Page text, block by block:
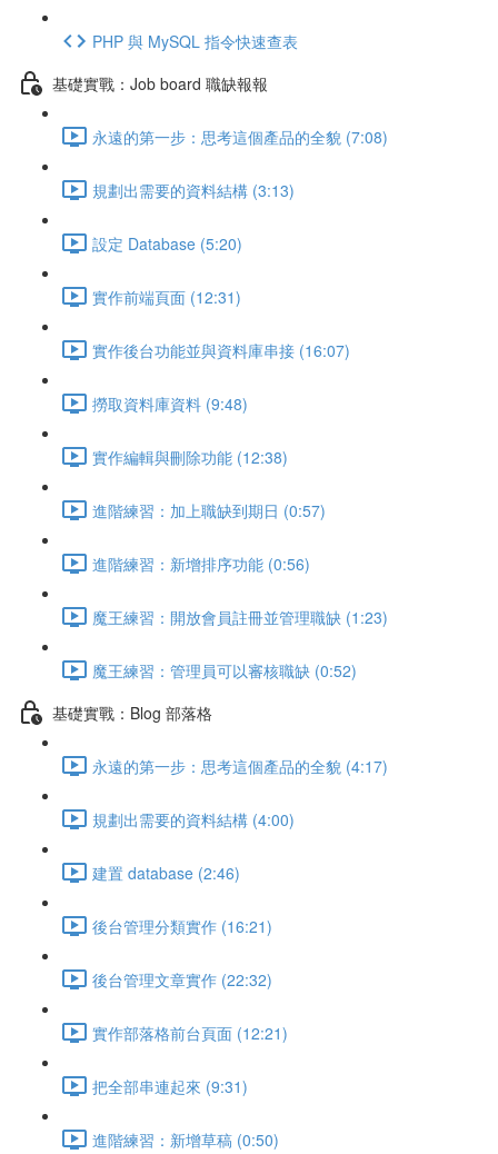
PHP 與 MySQL 指令快速查表
基礎實戰：Job board 職缺報報
永遠的第一步：思考這個產品的全貌 (7:08)
規劃出需要的資料結構 (3:13)
設定 Database (5:20)
實作前端頁面 (12:31)
實作後台功能並與資料庫串接 (16:07)
撈取資料庫資料 (9:48)
實作編輯與刪除功能 (12:38)
進階練習：加上職缺到期日 (0:57)
進階練習：新增排序功能 (0:56)
魔王練習：開放會員註冊並管理職缺 (1:23)
魔王練習：管理員可以審核職缺 (0:52)
基礎實戰：Blog 部落格
永遠的第一步：思考這個產品的全貌 (4:17)
規劃出需要的資料結構 (4:00)
建置 database (2:46)
後台管理分類實作 (16:21)
後台管理文章實作 (22:32)
實作部落格前台頁面 (12:21)
把全部串連起來 (9:31)
進階練習：新增草稿 (0:50)